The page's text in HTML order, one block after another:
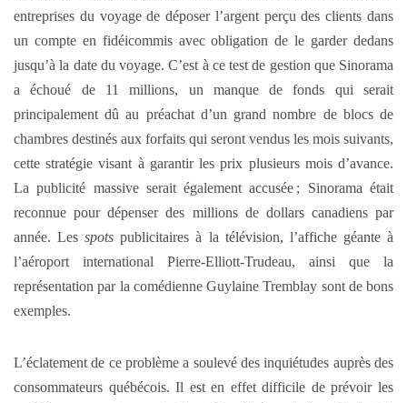
entreprises du voyage de déposer l’argent perçu des clients dans
un compte en fidéicommis avec obligation de le garder dedans
jusqu’à la date du voyage. C’est à ce test de gestion que Sinorama
a échoué de 11 millions, un manque de fonds qui serait
principalement dû au préachat d’un grand nombre de blocs de
chambres destinés aux forfaits qui seront vendus les mois suivants,
cette stratégie visant à garantir les prix plusieurs mois d’avance.
La publicité massive serait également accusée ; Sinorama était
reconnue pour dépenser des millions de dollars canadiens par
année. Lesspots publicitaires à la télévision, l’affiche géante à
l’aéroport international Pierre-Elliott-Trudeau, ainsi que la
représentation par la comédienne Guylaine Tremblay sont de bons
exemples.
L’éclatement de ce problème a soulevé des inquiétudes auprès des
consommateurs québécois. Il est en effet difficile de prévoir les